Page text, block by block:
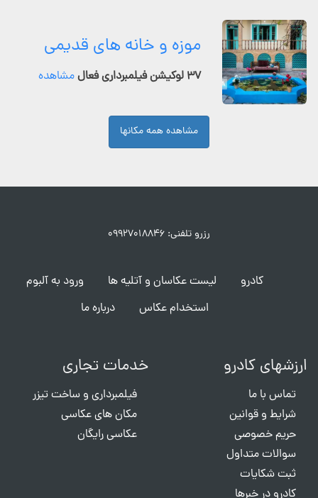
موزه و خانه های قدیمی
۳۷ لوکیشن فیلمبرداری فعال مشاهده
مشاهده همه مکانها
رزرو تلفنی: ۰۹۹۲۷۰۱۸۸۴۶
کادرو لیست عکاسان و آتلیه ها
ورود به آلبوم
استخدام عکاس
درباره ما
ارزشهای کادرو
تماس با ما
شرایط و قوانین
حریم خصوصی
سوالات متداول
ثبت شکایات
کادرو در خبرها
خدمات تجاری
فیلمبرداری و ساخت تیزر
مکان های عکاسی
عکاسی رایگان